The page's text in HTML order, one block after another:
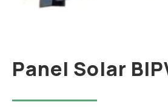
Panel Solar